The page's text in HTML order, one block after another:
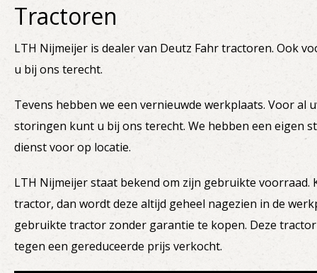
Tractoren
LTH Nijmeijer is dealer van Deutz Fahrtractoren. Ook
u bij ons terecht.
Tevens hebben we een vernieuwde werkplaats. Voor al
storingen kunt u bij ons terecht. We hebben een eigen
dienst voor op locatie.
LTH Nijmeijer staat bekend om zijn gebruikte
tractor, dan wordt deze altijd geheel nagezien in de
gebruikte tractor zonder garantie te kopen. Deze
tegen een gereduceerde prijs verkocht.